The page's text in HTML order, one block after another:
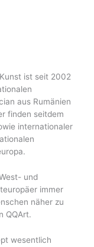
ist seit 2002
aus Rumänien
finden seitdem
internationaler
und
immer
näher zu
QQArt.
wesentlich